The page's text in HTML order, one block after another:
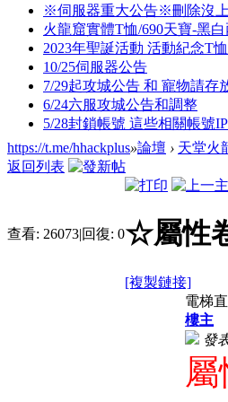
※伺服器重大公告※刪除沒
火龍窟實體T恤/690天寶-黑
2023年聖誕活動 活動紀念T
10/25伺服器公告
7/29起攻城公告 和 寵物請存
6/24六服攻城公告和調整
5/28封鎖帳號 這些相關帳號
https://t.me/hhackplus»論壇 › 天堂火
返回列表
查看: 26073|回復: 0☆屬性
[複製鏈接]
電梯
樓主
發